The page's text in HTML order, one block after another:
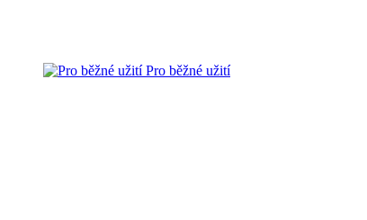
Pro běžné užití